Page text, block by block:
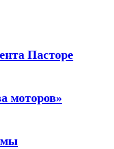
Пасторе
моторов»